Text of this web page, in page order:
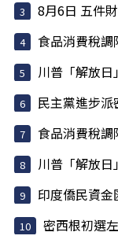
8月6日 五件
食品消費稅
川普「解放日
民主黨進步派密
食品消費稅
川普「解放日
印度僑民資
密西根初選